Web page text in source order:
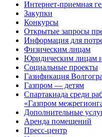
Интернет-приемная
Закупки
Конкурсы
Открытые запросы
Информация для
Физическим лицам
Юридическим лицам
Социальные проекты
Газификация
Газпром — детям
Спартакиада среди
«Газпром
Дополнительные
Аренда помещений
Пресс-центр